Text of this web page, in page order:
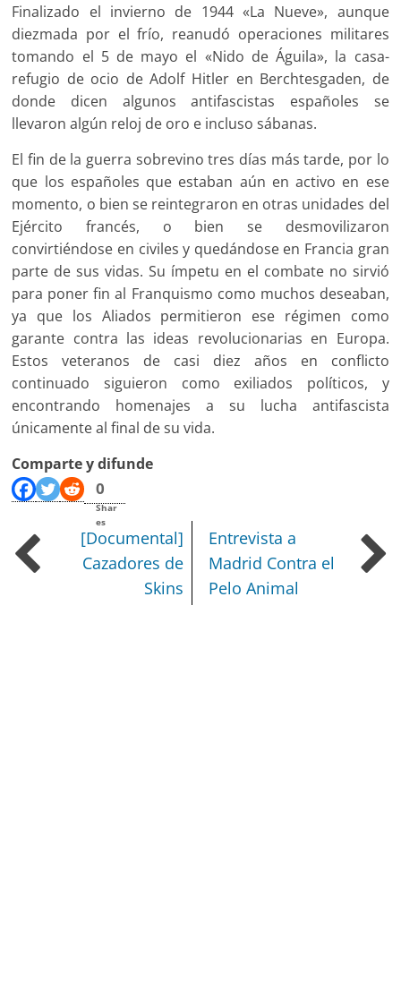
Finalizado el invierno de 1944 «La Nueve», aunque
diezmada por el frío, reanudó operaciones militares
tomando el 5 de mayo el «Nido de Águila», la casa-
refugio de ocio de Adolf Hitler en Berchtesgaden, de
donde dicen algunos antifascistas españoles se
llevaron algún reloj de oro e incluso sábanas.
El fin de la guerra sobrevino tres días más tarde, por lo
que los españoles que estaban aún en activo en ese
momento, o bien se reintegraron en otras unidades del
Ejército francés, o bien se desmovilizaron
convirtiéndose en civiles y quedándose en Francia gran
parte de sus vidas. Su ímpetu en el combate no sirvió
para poner fin al Franquismo como muchos deseaban,
ya que los Aliados permitieron ese régimen como
garante contra las ideas revolucionarias en Europa.
Estos veteranos de casi diez años en conflicto
continuado siguieron como exiliados políticos, y
encontrando homenajes a su lucha antifascista
únicamente al final de su vida.
Comparte y difunde
0
Shar
es
[Documental]
Cazadores de
Skins
Entrevista a
Madrid Contra el
Pelo Animal